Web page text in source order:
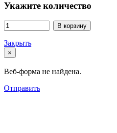
Укажите количество
В корзину
Закрыть
×
Веб-форма не найдена.
Отправить